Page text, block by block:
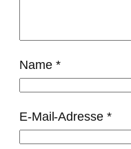
Name *
E-Mail-Adresse *